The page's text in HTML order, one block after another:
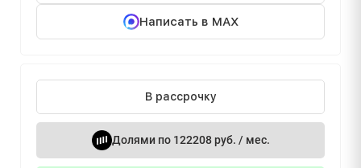
Написать в MAX
В рассрочку
Долями по 122208 руб. / мес.